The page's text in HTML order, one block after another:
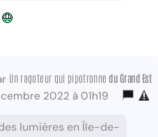
Un ragoteur qui pipotronne du Grand Est
2022 à 01h19
lumières en Île-de-